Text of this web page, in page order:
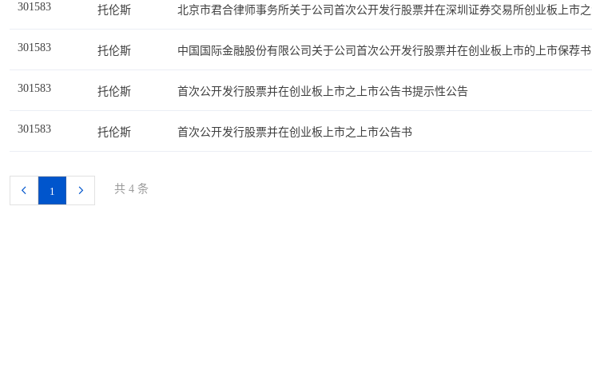
301583 托伦斯
301583 托伦斯 中国国际金融股份有限公司关于公司首次公开发行股票并在创业板上市的上市保荐书
301583 托伦斯 首次公开发行股票并在创业板上市之上市公告书提示性公告
301583 托伦斯 首次公开发行股票并在创业板上市之上市公告书
1 共 4 条